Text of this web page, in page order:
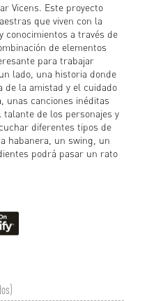
Vicens. Este proyecto
que viven con la
conocimientos a través de
de elementos
para trabajar
lado, una historia donde
de la amistad y el cuidado
unas canciones inéditas
de los personajes y
diferentes tipos de
habanera, un swing, un
podrá pasar un rato